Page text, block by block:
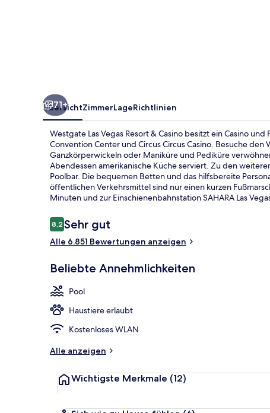
71+
ÜbersichtZimmerLageRichtlinien
Westgate Las Vegas Resort & Casino besitzt ein Casino
Convention Center und Circus Circus Casino. Besuche
Ganzkörperwickeln oder Maniküre und Pediküre
Abendessen amerikanische Küche serviert. Zu den
Poolbar. Die bequemen Betten und das hilfsbereite
öffentlichen Verkehrsmittel sind nur einen kurzen
Minuten und zur Einschienenbahnstation SAHARA Las
Bewertungen
8,28,2 von 10.
Sehr gut
Alle 6.851 Bewertungen anzeigen
Beliebte Annehmlichkeiten
Pool
Haustiere erlaubt
Kostenloses WLAN
Alle anzeigen
Wichtigste Merkmale (12)